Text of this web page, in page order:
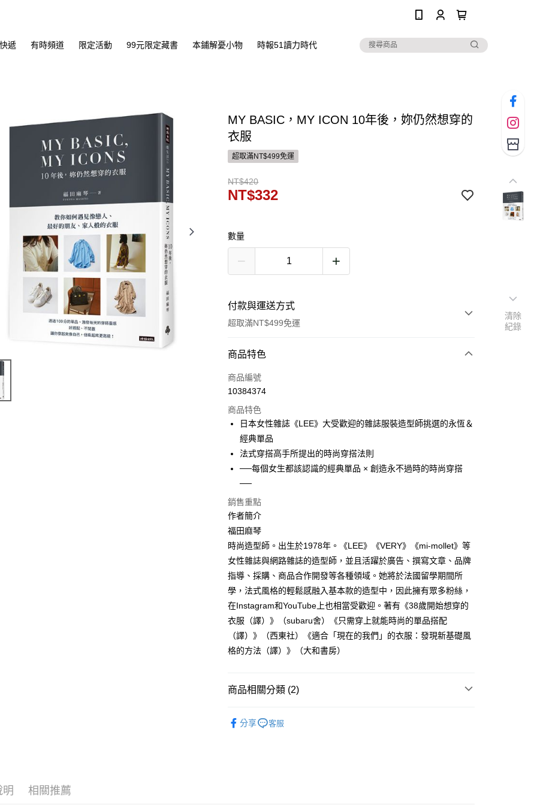
遞 有時頻道 限定活動 99元限定藏書 本鋪解憂小物 時報51讀力時代
MY BASIC，MY ICON 10年後，妳仍然想穿的
衣服
超取滿NT$499免運
NT$420
NT$332
數量
付款與運送方式
超取滿NT$499免運
付款方式
信用卡一次付款
運送方式
付款後全家取貨
每筆NT$60，滿NT$499(含以上)免運費
付款後7-11取貨
宅配
每筆NT$100，滿NT$499(含以上)免運費
商品特色
商品編號
10384374
商品特色
日本女性雜誌《LEE》大受歡迎的雜誌服裝造型師挑選的永恆＆
經典單品
法式穿搭高手所提出的時尚穿搭法則
──每個女生都該認識的經典單品 × 創造永不過時的時尚穿搭
──
銷售重點
作者簡介
福田麻琴
時尚造型師。出生於1978年。《LEE》《VERY》《mi-mollet》等
女性雜誌與網路雜誌的造型師，並且活躍於廣告、撰寫文章、品牌
指導、採購、商品合作開發等各種領域。她將於法國留學期間所
學，法式風格的輕鬆感融入基本款的造型中，因此擁有眾多粉絲，
在Instagram和YouTube上也相當受歡迎。著有《38歲開始想穿的
衣服（譯）》（subaru舍）《只需穿上就能時尚的單品搭配
（譯）》（西東社）《適合「現在的我們」的衣服：發現新基礎風
格的方法（譯）》（大和書房）
商品相關分類 (2)
分享 客服
明 相關推薦
清除
紀錄